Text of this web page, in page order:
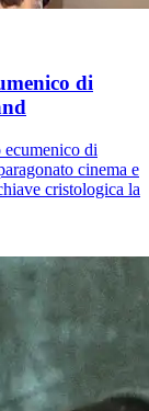
di
di
cinema e
cristologica la